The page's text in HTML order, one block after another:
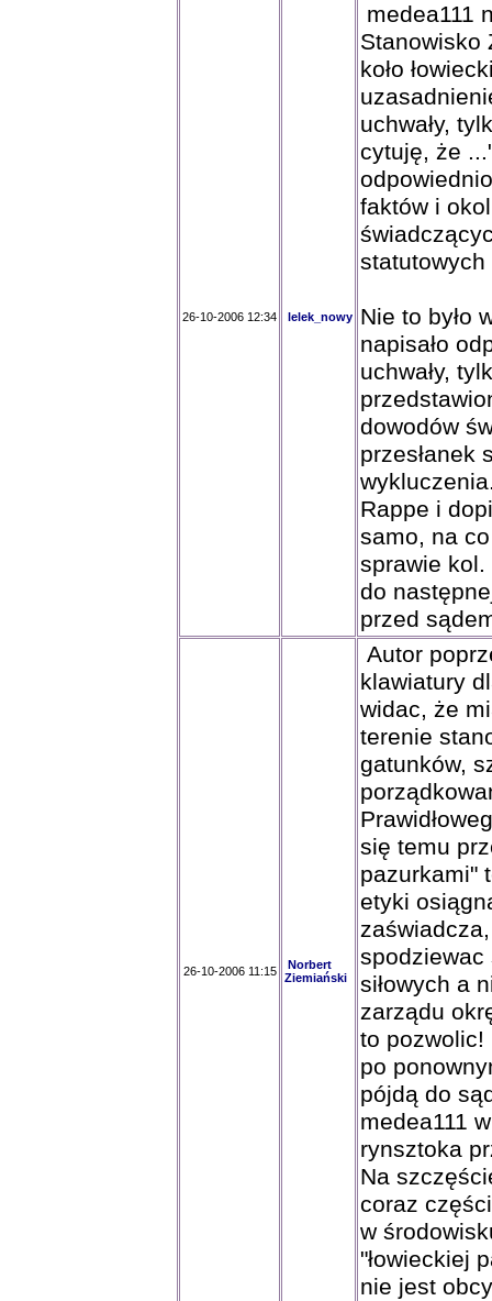
26-10-2006 12:34 lelek_nowy
medea111
Stanowisko
koło
uchwały,
cytuję, że
faktów i
Nie to było
napisało
uchwały,
dowodów
przesłanek
Rappe i
samo, na
sprawie
do
przed
26-10-2006 11:15
Norbert
Ziemiański
Autor
klawiatury
widac, że
terenie
gatunków,
się temu
pazurkami"
etyki
spodziewac
siłowych a
zarządu
to pozwolic!
po
pójdą do
medea111
rynsztoka
Na
coraz
w
"łowieckiej
nie jest